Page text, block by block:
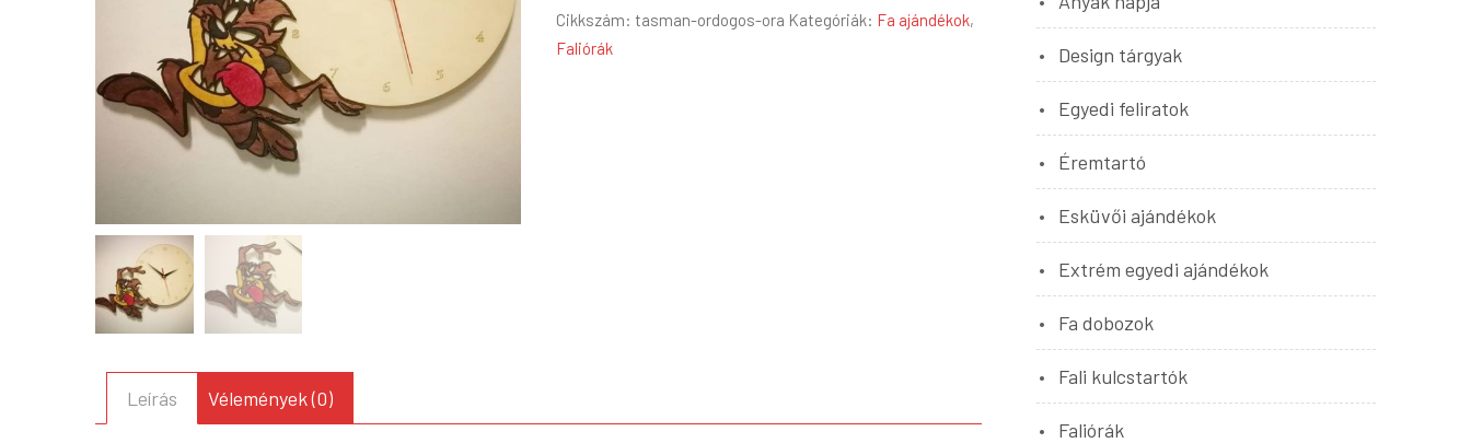
mennyiség
Cikkszám: tasman-ordogos-ora Kategóriák: Fa ajándékok,
Faliórák
Leírás Vélemények (0)
Design tárgyak
Egyedi feliratok
Éremtartó
Esküvői ajándékok
Extrém egyedi ajándékok
Fa dobozok
Fali kulcstartók
Faliórák